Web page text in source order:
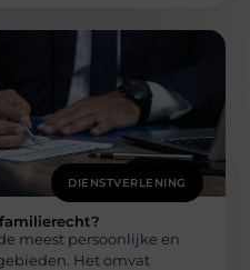
DIENSTVERLENING
meest persoonlijke en
Het omvat